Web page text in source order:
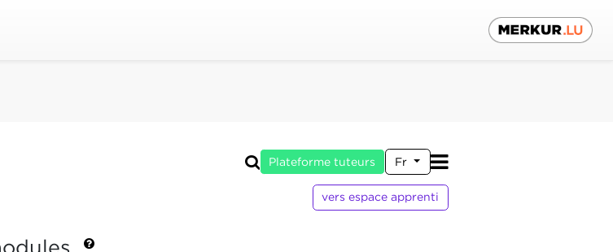
Plateforme tuteurs Fr
vers espace apprenti